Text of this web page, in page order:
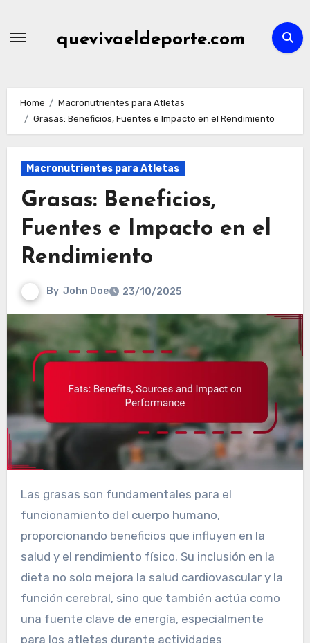
quevivaeldeporte.com
Home
Macronutrientes para Atletas
Grasas: Beneficios, Fuentes e Impacto en el Rendimiento
Macronutrientes para Atletas
Grasas: Beneficios,
Fuentes e Impacto en el
Rendimiento
By John Doe 23/10/2025
Las grasas son fundamentales para el
funcionamiento del cuerpo humano,
proporcionando beneficios que influyen en la
salud y el rendimiento físico. Su inclusión en la
dieta no solo mejora la salud cardiovascular y la
función cerebral, sino que también actúa como
una fuente clave de energía, especialmente
para los atletas durante actividades